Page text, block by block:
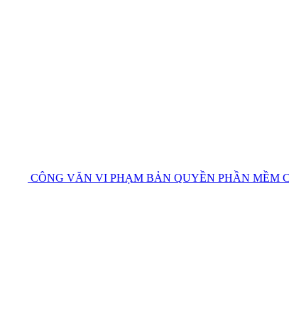
CÔNG VĂN VI PHẠM BẢN QUYỀN PHẦN MỀM